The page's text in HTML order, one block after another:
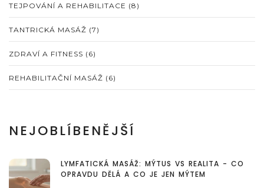
TEJPOVÁNÍ A REHABILITACE (8)
TANTRICKÁ MASÁŽ (7)
ZDRAVÍ A FITNESS (6)
REHABILITAČNÍ MASÁŽ (6)
NEJOBLÍBENĚJŠÍ
LYMFATICKÁ MASÁŽ: MÝTUS VS REALITA - CO
OPRAVDU DĚLÁ A CO JE JEN MÝTEM